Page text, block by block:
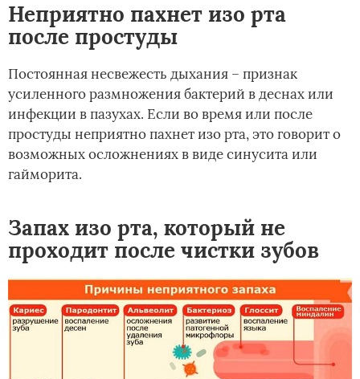
Неприятно пахнет изо рта
после простуды
Постоянная несвежесть дыхания – признак
усиленного размножения бактерий в деснах или
инфекции в пазухах. Если во время или после
простуды неприятно пахнет изо рта, это говорит о
возможных осложнениях в виде синусита или
гайморита.
Запах изо рта, который не
проходит после чистки зубов